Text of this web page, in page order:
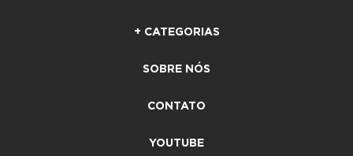
+ CATEGORIAS
SOBRE NÓS
CONTATO
YOUTUBE